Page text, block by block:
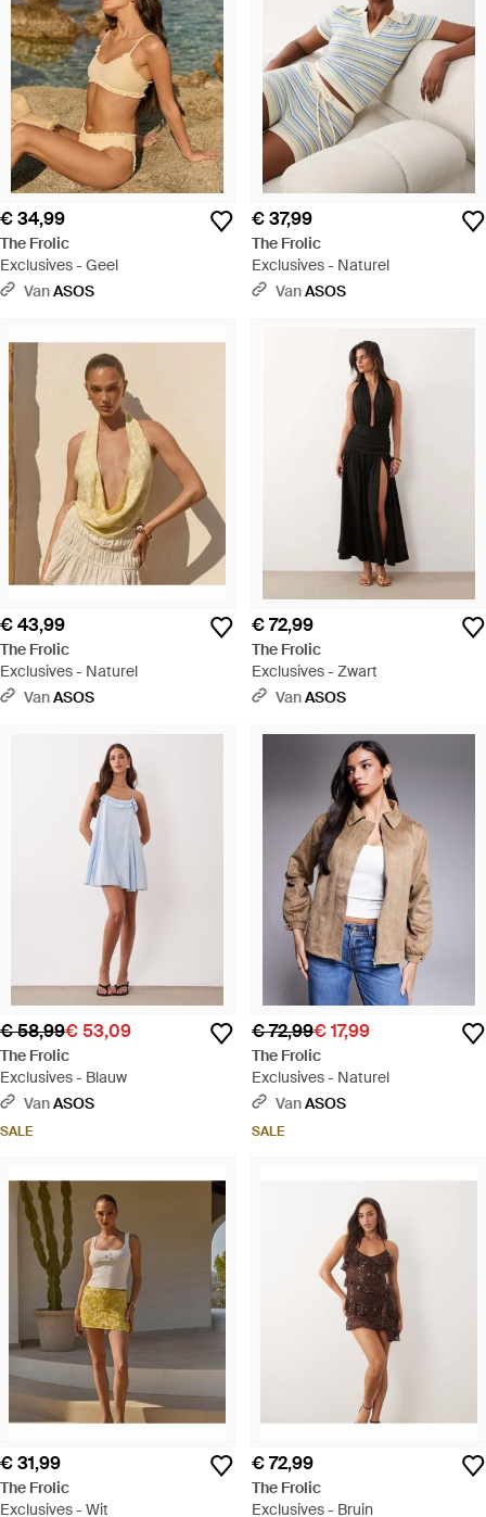
€ 34,99
The Frolic
Exclusives - Geel
VanASOS
€ 37,99
The Frolic
Exclusives - Naturel
VanASOS
€ 43,99
The Frolic
Exclusives - Naturel
VanASOS
€ 72,99
The Frolic
Exclusives - Zwart
VanASOS
€ 58,99€ 53,09
The Frolic
Exclusives - Blauw
VanASOS
SALE
€ 72,99€ 17,99
The Frolic
Exclusives - Naturel
VanASOS
SALE
€ 31,99
The Frolic
Exclusives - Wit
€ 72,99
The Frolic
Exclusives - Bruin